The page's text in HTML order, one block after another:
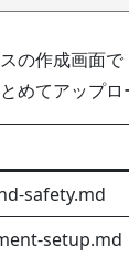
の作成画面
めてアップロ
safety.md
setup.md